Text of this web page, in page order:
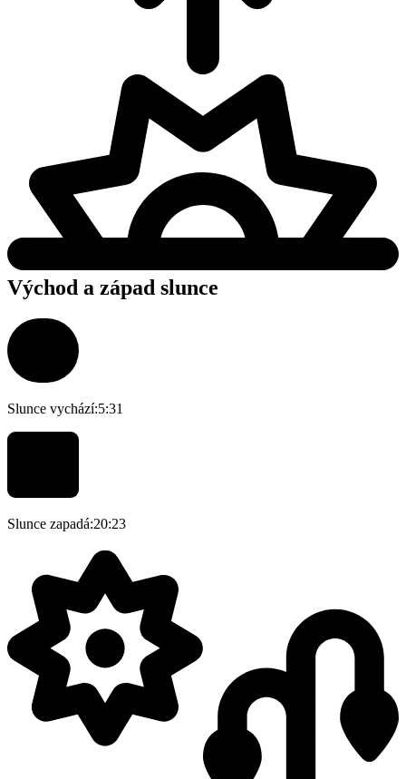
Východ a západ slunce
Slunce vychází:5:31
Slunce zapadá:20:23